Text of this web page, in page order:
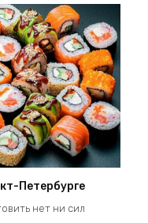
Петербурге
нет ни сил